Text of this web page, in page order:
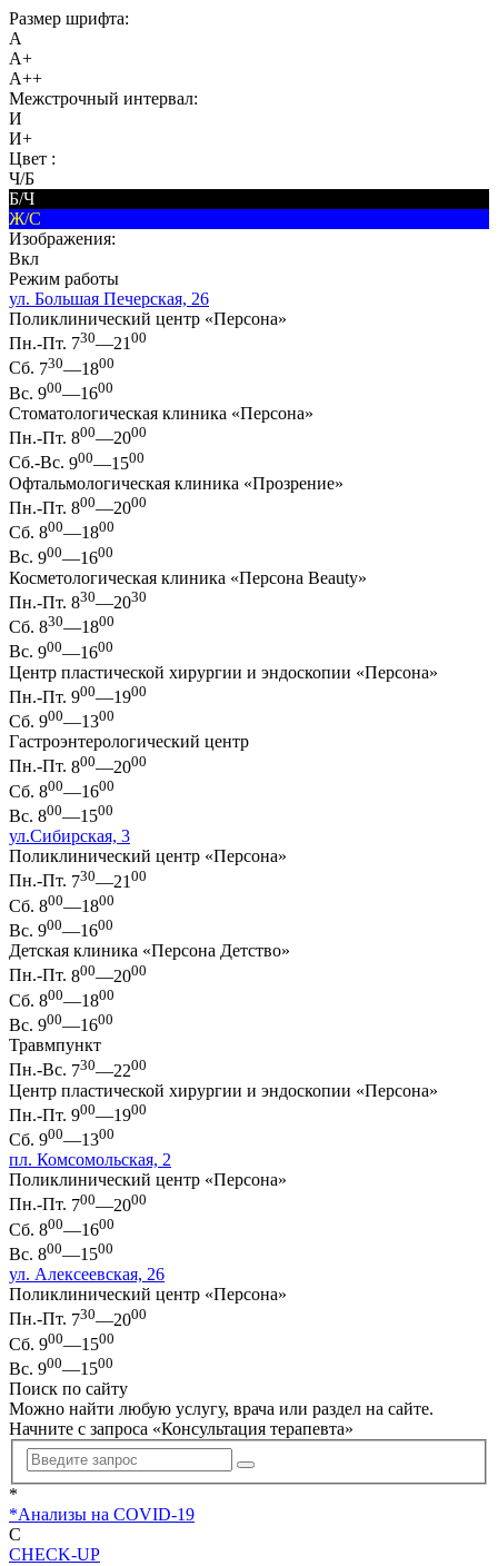
Размер шрифта:
A
A+
A++
Межстрочный интервал:
И
И+
Цвет :
Ч/Б
Б/Ч
Ж/С
Изображения:
Вкл
Режим работы
ул. Большая Печерская, 26
Поликлинический центр «Персона»
Пн.-Пт. 730—21 00
Сб. 730—1800
Вс. 900—1600
Стоматологическая клиника «Персона»
Пн.-Пт. 800—2000
Сб.-Вс. 900—1500
Офтальмологическая клиника «Прозрение»
Пн.-Пт. 800—2000
Сб. 800—1800
Вс. 900—1600
Косметологическая клиника «Персона Beauty»
Пн.-Пт. 830—2030
Сб. 830—1800
Вс. 900—1600
Центр пластической хирургии и эндоскопии «Персона»
Пн.-Пт. 900—1900
Сб. 900—1300
Гастроэнтерологический центр
Пн.-Пт. 800—2000
Сб. 800—1600
Вс. 800—1500
ул.Сибирская, 3
Поликлинический центр «Персона»
Пн.-Пт. 730—21 00
Сб. 800—1800
Вс. 900—1600
Детская клиника «Персона Детство»
Пн.-Пт. 800—2000
Сб. 800—1800
Вс. 900—1600
Травмпункт
Пн.-Вс. 730—2200
Центр пластической хирургии и эндоскопии «Персона»
Пн.-Пт. 900—1900
Сб. 900—1300
пл. Комсомольская, 2
Поликлинический центр «Персона»
Пн.-Пт. 700—2000
Сб. 800—1600
Вс. 800—1500
ул. Алексеевская, 26
Поликлинический центр «Персона»
Пн.-Пт. 730—2000
Сб. 900—1500
Вс. 900—1500
Поиск по сайту
Можно найти любую услугу, врача или раздел на сайте.
Начните с запроса «Консультация терапевта»
*
*Анализы на COVID-19
C
CHECK-UP